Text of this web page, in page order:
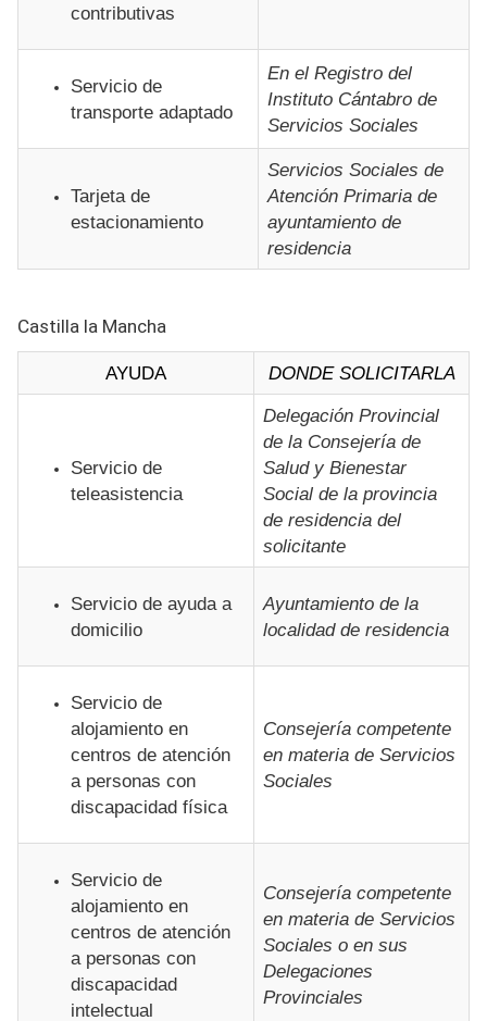
contributivas
Servicio de
transporte adaptado
En el Registro del
Instituto Cántabro de
Servicios Sociales
Tarjeta de
estacionamiento
Servicios Sociales de
Atención Primaria de
ayuntamiento de
residencia
Castilla la Mancha
AYUDA DONDE SOLICITARLA
Servicio de
teleasistencia
Delegación Provincial
de la Consejería de
Salud y Bienestar
Social de la provincia
de residencia del
solicitante
Servicio de ayuda a
domicilio
Ayuntamiento de la
localidad de residencia
Servicio de
alojamiento en
centros de atención
a personas con
discapacidad física
Consejería competente
en materia de Servicios
Sociales
Servicio de
alojamiento en
centros de atención
a personas con
discapacidad
intelectual
Consejería competente
en materia de Servicios
Sociales o en sus
Delegaciones
Provinciales